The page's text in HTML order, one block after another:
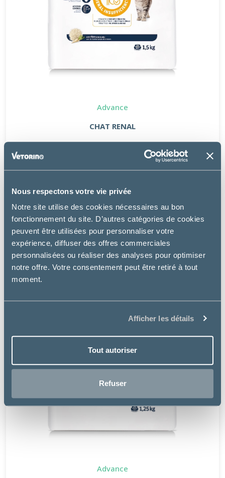
Nous respectons votre vie privée
Notre site utilise des cookies nécessaires au bon
fonctionnement du site. D’autres catégories de cookies
peuvent être utilisées pour personnaliser votre
expérience, diffuser des offres commerciales
personnalisées ou réaliser des analyses pour optimiser
notre offre. Votre consentement peut être retiré à tout
moment.
Afficher les détails
Tout autoriser
Refuser
Advance
CHAT RENAL
Advance